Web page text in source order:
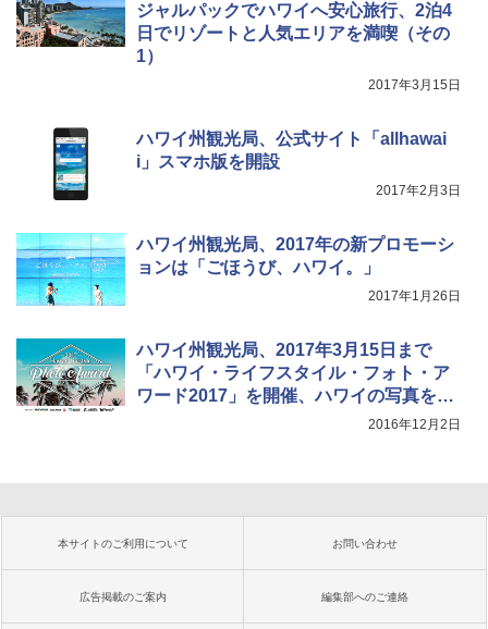
ジャルパックでハワイへ安心旅行、2泊4
日でリゾートと人気エリアを満喫（その
1）
2017年3月15日
ハワイ州観光局、公式サイト「allhawai
i」スマホ版を開設
2017年2月3日
ハワイ州観光局、2017年の新プロモーシ
ョンは「ごほうび、ハワイ。」
2017年1月26日
ハワイ州観光局、2017年3月15日まで
「ハワイ・ライフスタイル・フォト・ア
ワード2017」を開催、ハワイの写真をW
2016年12月2日
本サイトのご利用について お問い合わせ
広告掲載のご案内 編集部へのご連絡